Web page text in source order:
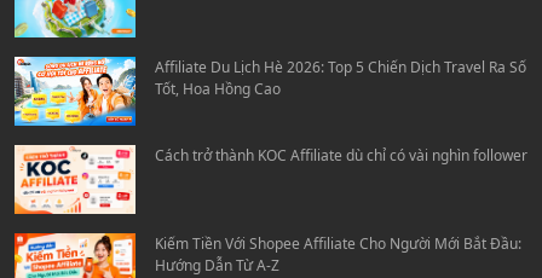
Affiliate Du Lịch Hè 2026: Top 5 Chiến Dịch Travel Ra Số
Tốt, Hoa Hồng Cao
Cách trở thành KOC Affiliate dù chỉ có vài nghìn follower
Kiếm Tiền Với Shopee Affiliate Cho Người Mới Bắt Đầu:
Hướng Dẫn Từ A-Z